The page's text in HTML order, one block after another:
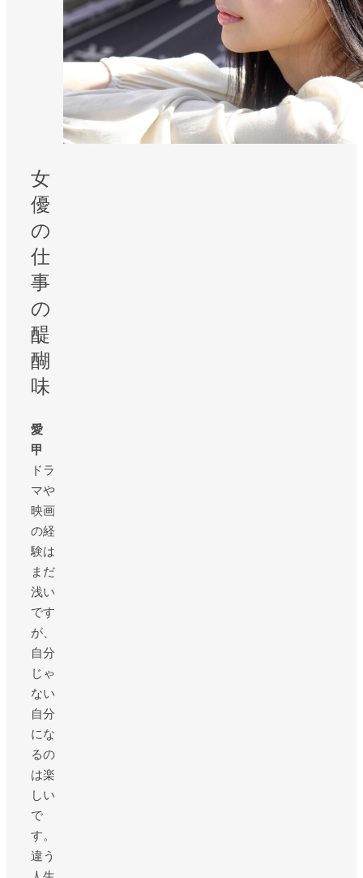
女
優
の
仕
事
の
醍
醐
味
愛
甲
ドラ
マや
映画
の経
験は
まだ
浅い
です
が、
自分
じゃ
ない
自分
にな
るの
は楽
しい
で
す。
違う